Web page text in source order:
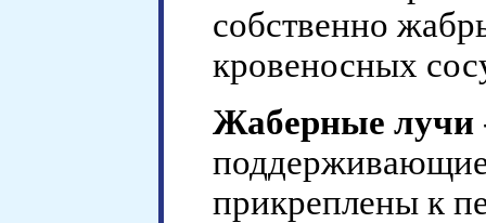
собственно
кровеносных
Жаберные лучи
прикреплены к